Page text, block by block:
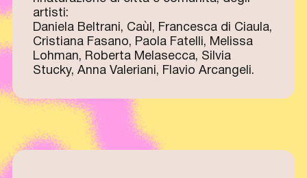
artisti:
Daniela Beltrani, Caùl, Francesca di Ciaula,
Cristiana Fasano, Paola Fatelli, Melissa
Lohman, Roberta Melasecca, Silvia
Stucky, Anna Valeriani, Flavio Arcangeli.